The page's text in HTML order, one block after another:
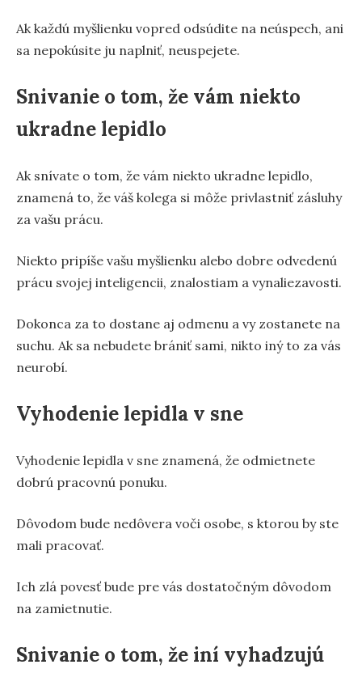
Ak každú myšlienku vopred odsúdite na neúspech, ani
sa nepokúsite ju naplniť, neuspejete.
Snivanie o tom, že vám niekto
ukradne lepidlo
Ak snívate o tom, že vám niekto ukradne lepidlo,
znamená to, že váš kolega si môže privlastniť zásluhy
za vašu prácu.
Niekto pripíše vašu myšlienku alebo dobre odvedenú
prácu svojej inteligencii, znalostiam a vynaliezavosti.
Dokonca za to dostane aj odmenu a vy zostanete na
suchu. Ak sa nebudete brániť sami, nikto iný to za vás
neurobí.
Vyhodenie lepidla v sne
Vyhodenie lepidla v sne znamená, že odmietnete
dobrú pracovnú ponuku.
Dôvodom bude nedôvera voči osobe, s ktorou by ste
mali pracovať.
Ich zlá povesť bude pre vás dostatočným dôvodom
na zamietnutie.
Snivanie o tom, že iní vyhadzujú